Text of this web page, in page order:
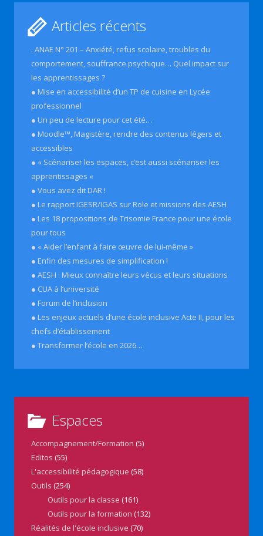
Articles récents
. ANAE N° 201 – Anxiété, refus scolaire, troubles du
comportement, souffrance psychique… Quel impact sur
les apprentissages ?
● Mise en accessibilité d’un TP de cuisine en Lycée
professionnel
● Un peu de lecture pour cet été…
● Moodle™, Magistère, rendre des contenus légers et
accessibles
● « Scénariser les espaces, c’est aussi scénariser les
apprentissages «
● Vous avez dit DAR !
● Le rapport IGESR/IGAS sur Role et missions des AESH
● Les 18 propositions de Trisomie France pour une école
pour tous
● « Aider l’enfant à faire œuvre de lui-même »
● Enfin des mesures de simplification !
● AESH : Mieux connaître leurs vécus et leurs situations
● CUA à l’université
● Forum de l’inclusion
● Les enjeux actuels d’une école inclusive Acte II, pour les
chefs d’établissement
● Transformer l’école en 2026…
Espaces
Accompagnement/Formation (5)
Editos (55)
L'accessibilité pédagogique (58)
Outils (254)
Outils pour la classe (161)
Outils pour la formation (132)
Réalités de l'école inclusive (70)